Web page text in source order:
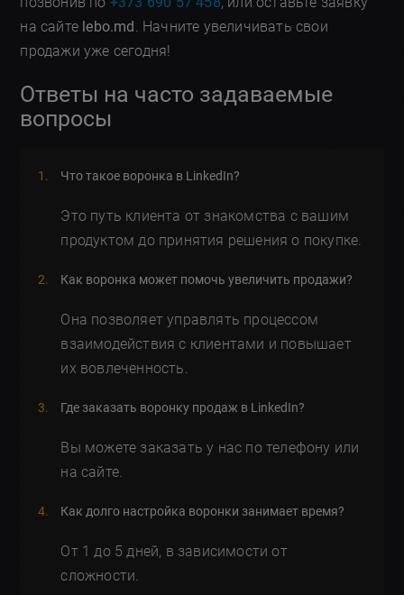
на сайте lebo.md . Начните увеличивать свои
продажи уже сегодня!
Ответы на часто задаваемые
вопросы
Что такое воронка в LinkedIn?
Это путь клиента от знакомства с вашим
продуктом до принятия решения о покупке.
Как воронка может помочь увеличить продажи?
Она позволяет управлять процессом
взаимодействия с клиентами и повышает
их вовлеченность.
Где заказать воронку продаж в LinkedIn?
Вы можете заказать у нас по телефону или
на сайте.
Как долго настройка воронки занимает время?
От 1 до 5 дней, в зависимости от
сложности.